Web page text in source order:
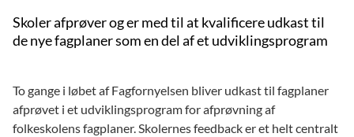
Skoler afprøver og er med til at kvalificere udkast til
de nye fagplaner som en del af et udviklingsprogram
To gange i løbet af Fagfornyelsen bliver udkast til fagplaner
afprøvet i et udviklingsprogram for afprøvning af
folkeskolens fagplaner. Skolernes feedback er et helt centralt